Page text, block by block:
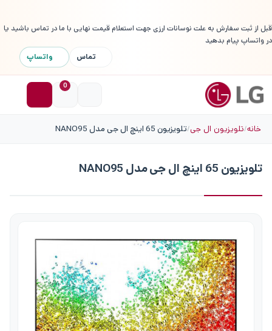
قبل از ثبت سفارش به علت نوسانات ارزی جهت استعلام قیمت نهایی با ما در تماس باشید یا
در واتساپ پیام بدهید
تماس
واتساپ
0
خانه تلویزیون ال جی تلویزیون 65 اینچ ال جی مدل NANO95
تلویزیون 65 اینچ ال جی مدل NANO95